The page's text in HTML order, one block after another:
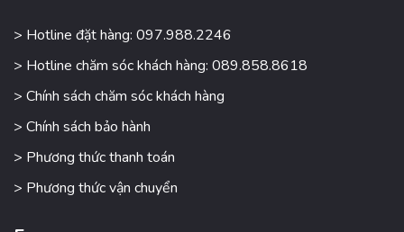
> Hotline đặt hàng: 097.988.2246
> Hotline chăm sóc khách hàng: 089.858.8618
> Chính sách chăm sóc khách hàng
> Chính sách bảo hành
> Phương thức thanh toán
> Phương thức vận chuyển